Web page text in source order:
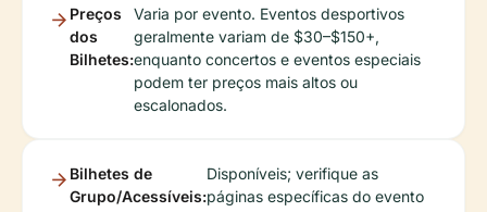
Preços
dos
Bilhetes:
Varia por evento. Eventos desportivos
geralmente variam de $30–$150+,
enquanto concertos e eventos especiais
podem ter preços mais altos ou
escalonados.
Bilhetes de
Grupo/Acessíveis:
Disponíveis; verifique as
páginas específicas do evento